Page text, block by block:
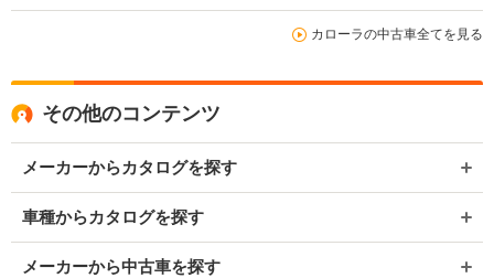
カローラの中古車全てを見る
その他のコンテンツ
メーカーからカタログを探す
車種からカタログを探す
メーカーから中古車を探す